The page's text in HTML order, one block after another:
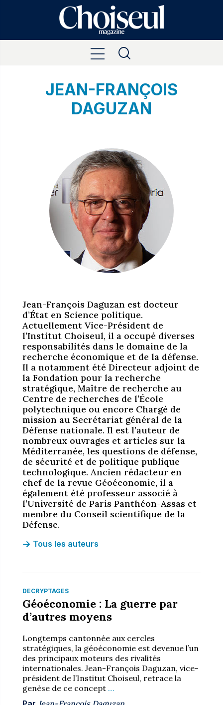
JEAN-FRANÇOIS
DAGUZAN
Jean-François Daguzan est docteur
d’État en Science politique.
Actuellement Vice-Président de
l’Institut Choiseul, il a occupé diverses
responsabilités dans le domaine de la
recherche économique et de la défense.
Il a notamment été Directeur adjoint de
la Fondation pour la recherche
stratégique, Maître de recherche au
Centre de recherches de l’École
polytechnique ou encore Chargé de
mission au Secrétariat général de la
Défense nationale. Il est l’auteur de
nombreux ouvrages et articles sur la
Méditerranée, les questions de défense,
de sécurité et de politique publique
technologique. Ancien rédacteur en
chef de la revue Géoéconomie, il a
également été professeur associé à
l’Université de Paris Panthéon-Assas et
membre du Conseil scientifique de la
Défense.
Tous les auteurs
DÉCRYPTAGES
Géoéconomie : La guerre par
d’autres moyens
Longtemps cantonnée aux cercles
stratégiques, la géoéconomie est devenue l’un
des principaux moteurs des rivalités
internationales. Jean-François Daguzan, vice-
président de l’Institut Choiseul, retrace la
genèse de ce concept …